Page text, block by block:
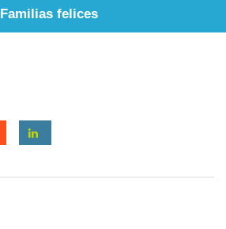
Familias felices